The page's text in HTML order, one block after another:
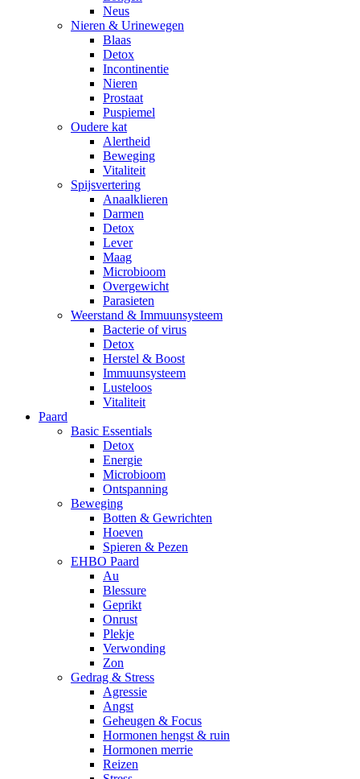
Neus
Nieren & Urinewegen
Blaas
Detox
Incontinentie
Nieren
Prostaat
Puspiemel
Oudere kat
Alertheid
Beweging
Vitaliteit
Spijsvertering
Anaalklieren
Darmen
Detox
Lever
Maag
Microbioom
Overgewicht
Parasieten
Weerstand & Immuunsysteem
Bacterie of virus
Detox
Herstel & Boost
Immuunsysteem
Lusteloos
Vitaliteit
Paard
Basic Essentials
Detox
Energie
Microbioom
Ontspanning
Beweging
Botten & Gewrichten
Hoeven
Spieren & Pezen
EHBO Paard
Au
Blessure
Geprikt
Onrust
Plekje
Verwonding
Zon
Gedrag & Stress
Agressie
Angst
Geheugen & Focus
Hormonen hengst & ruin
Hormonen merrie
Reizen